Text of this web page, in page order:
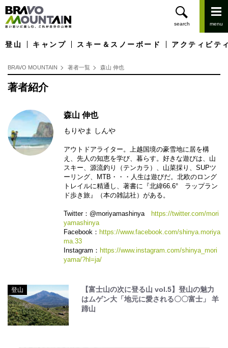
登山 キャンプ スキー＆スノーボード アクティビテ
BRAVO MOUNTAIN 著者一覧 森山 伸也
著者紹介
森山 伸也
もりやま しんや
アウトドアライター。上越国境の豪雪地に居を構
え、先人の知恵を学び、暮らす。好きな遊びは、山
スキー、源流釣り（テンカラ）、山菜採り、SUPツ
ーリング、MTB・・・人生は遊びだ。北欧のロング
トレイルに精通し、著書に『北緯66.6° ラップラン
ド歩き旅』（本の雑誌社）がある。
Twitter：@moriyamashinya
https://twitter.com/mori
yamashinya
Facebook： https://www.facebook.com/shinya.moriya
ma.33
Instagram： https://www.instagram.com/shinya_mori
yama/?hl=ja/
登山
【富士山の次に登る山 vol.5】登山の魅力
はムゲン大「地元に愛される〇〇富士」 羊
蹄山